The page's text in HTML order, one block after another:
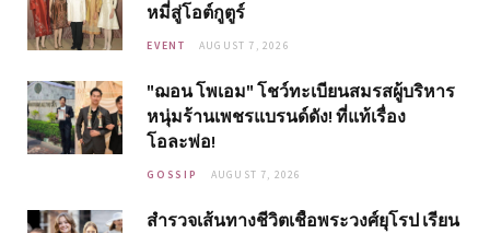
หมี่สู่โอต์กูตูร์
EVENT AUGUST 7, 2026
"ฌอน โพเอม" โชว์ทะเบียนสมรสผู้บริหาร
หนุ่มร้านเพชรแบรนด์ดัง! ที่แท้เรื่อง
โอละพ่อ!
GOSSIP AUGUST 7, 2026
สำรวจเส้นทางชีวิตเชื้อพระวงศ์ยุโรป เรียน